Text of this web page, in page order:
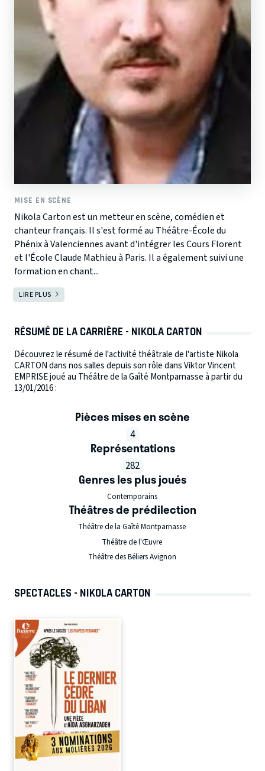
MISE EN SCÈNE
Nikola Carton est un metteur en scène, comédien et
chanteur français. Il s'est formé au Théâtre-École du
Phénix à Valenciennes avant d'intégrer les Cours Florent
et l'École Claude Mathieu à Paris. Il a également suivi une
formation en chant...
LIRE PLUS
RÉSUMÉ DE LA CARRIÈRE - NIKOLA CARTON
Découvrez le résumé de l'activité théâtrale de l'artiste Nikola
CARTON dans nos salles depuis son rôle dans Viktor Vincent
EMPRISE joué au Théâtre de la Gaîté Montparnasse à partir du
13/01/2016 :
Pièces mises en scène
4
Représentations
282
Genres les plus joués
Contemporains
Théâtres de prédilection
Théâtre de la Gaîté Montparnasse
Théâtre de l'Œuvre
Théâtre des Béliers Avignon
SPECTACLES - NIKOLA CARTON